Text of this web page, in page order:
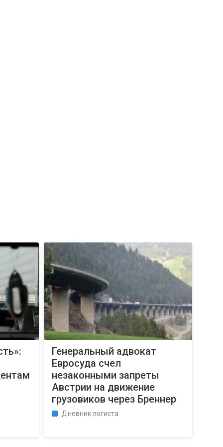
Генеральный адвокат
Евросуда счел
незаконными запреты
Австрии на движение
грузовиков через Бреннер
Дневник логиста